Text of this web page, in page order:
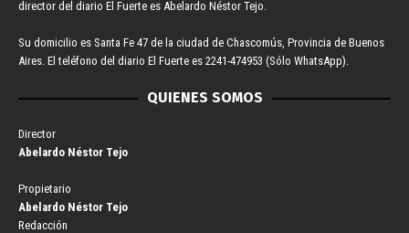
director del diario El Fuerte es Abelardo Néstor Tejo.
Su domicilio es Santa Fe 47 de la ciudad de Chascomús, Provincia de Buenos
Aires. El teléfono del diario El Fuerte es 2241-474953 (Sólo WhatsApp).
QUIENES SOMOS
Director
Abelardo Néstor Tejo
Propietario
Abelardo Néstor Tejo
Redacción